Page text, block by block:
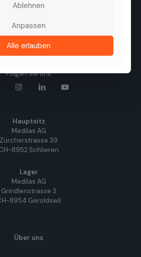
Kliniken und Augenärzten.
+41 44 747 40 00
+41 44 747 40 05
info@medilas.ch
Folgen Sie uns
Hauptsitz
Medilas AG
Zürcherstrasse 39
8952 Schlieren
Lager
Medilas AG
Grindlenstrasse 3
8954 Geroldswil
Über uns
Ablehnen
Anpassen
Alle erlauben